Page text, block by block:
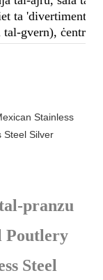
ta 'divertiment,
tal-gvern), ċentru,